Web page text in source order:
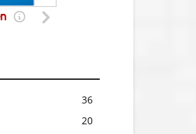
36
20